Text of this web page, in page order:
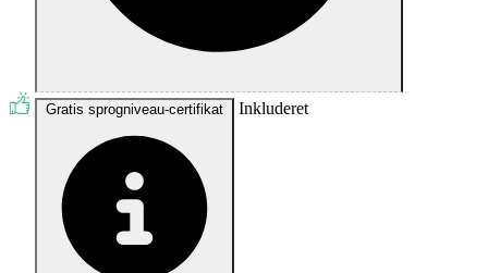
Gratis sprogniveau-certifikat Inkluderet